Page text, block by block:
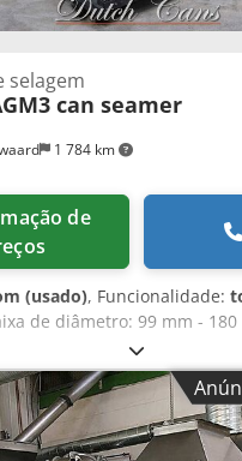
1 784 km
selagem
can seamer
(usado), Funcionalidade:
de diâmetro: 99 mm - 180
- 250 mm Cabeças: 3
90 latas por minuto Codpfjt
aprox.: 153 mm